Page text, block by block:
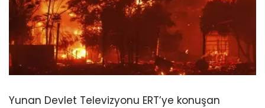
Yunan Devlet Televizyonu ERT’ye konuşan